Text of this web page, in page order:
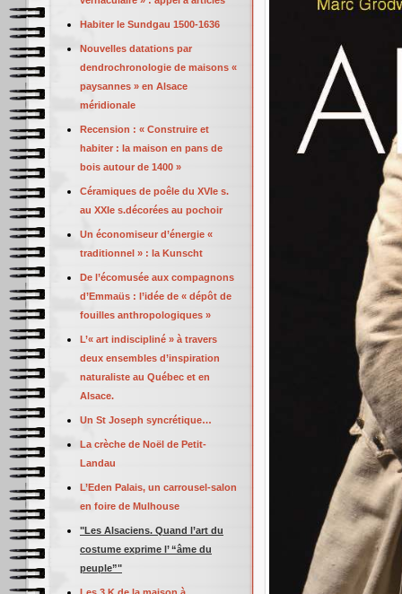
Habiter le Sundgau 1500-1636
Nouvelles datations par
dendrochronologie de maisons «
paysannes » en Alsace
méridionale
Recension : « Construire et
habiter : la maison en pans de
bois autour de 1400 »
Céramiques de poêle du XVIe s.
au XXIe s.décorées au pochoir
Un économiseur d’énergie «
traditionnel » : la Kunscht
De l’écomusée aux compagnons
d’Emmaüs : l’idée de « dépôt de
fouilles anthropologiques »
L’« art indiscipliné » à travers
deux ensembles d’inspiration
naturaliste au Québec et en
Alsace.
Un St Joseph syncrétique…
La crèche de Noël de Petit-
Landau
L’Eden Palais, un carrousel-salon
en foire de Mulhouse
"Les Alsaciens. Quand l’art du
costume exprime l’ “âme du
peuple”"